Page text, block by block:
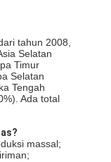
tahun 2008,
Selatan
Timur
Selatan
Tengah
Ada total
massal;